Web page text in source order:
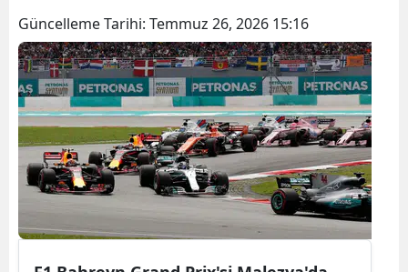
Balıkesir
Bilecik
Bingöl
Bitlis
Bolu
Güncelleme Tarihi: Temmuz 26, 2026 15:16